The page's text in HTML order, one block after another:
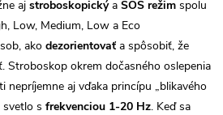
aj stroboskopickýa SOS režim spolu
Low, Medium, Low a Eco
ako dezorientovať a spôsobiť, že
Stroboskop okrem dočasného oslepenia
nepríjemne aj vďaka princípu „blikavého
s frekvenciou 1-20 Hz. Keď sa